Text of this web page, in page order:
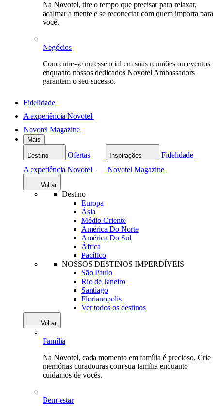
Na Novotel, tire o tempo que precisar para relaxar,
acalmar a mente e se reconectar com quem importa para
você.
Negócios
Concentre-se no essencial em suas reuniões ou eventos
enquanto nossos dedicados Novotel Ambassadors
garantem o seu sucesso.
Fidelidade
A experiência Novotel
Novotel Magazine
Mais
Destino Ofertas Inspirações
Fidelidade
A experiência Novotel
Novotel Magazine
Voltar
Destino
Europa
Ásia
Médio Oriente
América Do Norte
América Do Sul
África
Pacífico
NOSSOS DESTINOS IMPERDÍVEIS
São Paulo
Rio de Janeiro
Santiago
Florianopolis
Ver todos os destinos
Voltar
Família
Na Novotel, cada momento em família é precioso. Crie
memórias duradouras com sua família enquanto
cuidamos de vocês.
Bem-estar